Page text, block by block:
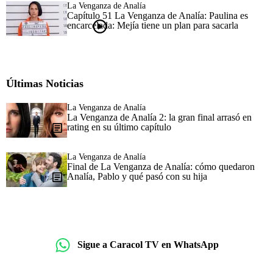
La Venganza de Analía
Capítulo 51 La Venganza de Analía: Paulina es
encarcelada: Mejía tiene un plan para sacarla
Últimas Noticias
La Venganza de Analía
La Venganza de Analía 2: la gran final arrasó en
rating en su último capítulo
La Venganza de Analía
Final de La Venganza de Analía: cómo quedaron
Analía, Pablo y qué pasó con su hija
Sigue a Caracol TV en WhatsApp